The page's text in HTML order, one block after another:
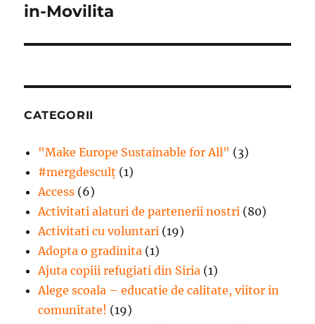
articole
in-Movilita
CATEGORII
"Make Europe Sustainable for All" (3)
#mergdesculţ (1)
Access (6)
Activitati alaturi de partenerii nostri (80)
Activitati cu voluntari (19)
Adopta o gradinita (1)
Ajuta copiii refugiati din Siria (1)
Alege scoala – educatie de calitate, viitor in
comunitate! (19)